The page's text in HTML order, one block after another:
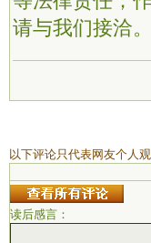
请与我们接洽。
以下评论只代表网友个人
读后感言：